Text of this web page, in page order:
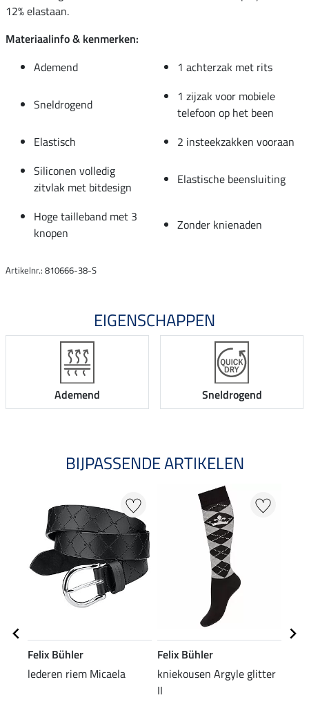
12% elastaan.
Materiaalinfo & kenmerken:
Ademend
1 achterzak met rits
Sneldrogend
1 zijzak voor mobiele
telefoon op het been
Elastisch
2 insteekzakken vooraan
Siliconen volledig
zitvlak met bitdesign
Elastische beensluiting
Hoge tailleband met 3
knopen
Zonder knienaden
Artikelnr.: 810666-38-S
EIGENSCHAPPEN
Ademend Sneldrogend
BIJPASSENDE ARTIKELEN
Felix Bühler
lederen riem Micaela
Felix Bühler
kniekousen Argyle glitter
II